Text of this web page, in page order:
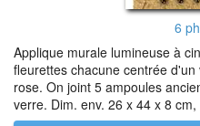
6
Applique murale lumineuse à
fleurettes chacune centrée
rose. On joint 5 ampoules
verre. Dim. env. 26 x 44 x 8